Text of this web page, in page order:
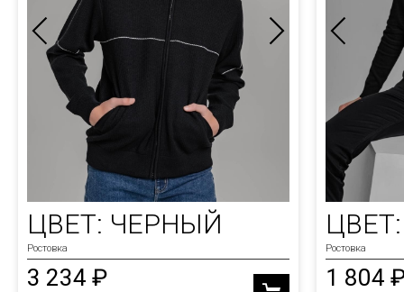
ЮБКИ
ХУДИ
ШОРТЫ
ЦВЕТ: ЧЕРНЫЙ
Ростовка
3 234 ₽
Ростовка
1 804